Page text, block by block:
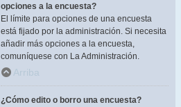
opciones a la encuesta?
El límite para opciones de una encuesta
está fijado por la administración. Si necesita
añadir más opciones a la encuesta,
comuníquese con La Administración.
Arriba
¿Cómo edito o borro una encuesta?